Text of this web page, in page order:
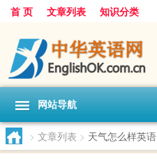
首 页 文章列表 知识分类
网站导航
> 文章列表 > 天气怎么样英语